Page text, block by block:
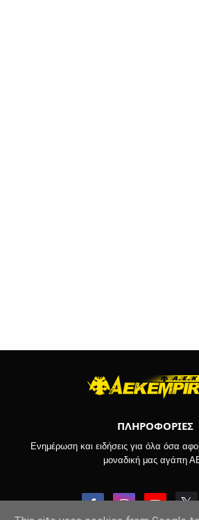
ΠΛΗΡΟΦΟΡΙΕΣ
Ενημέρωση και ειδήσεις για όλα όσα
μοναδική μας αγάπη